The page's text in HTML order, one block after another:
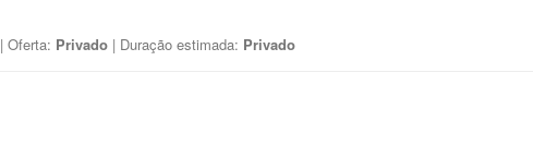
| Oferta: Privado | Duração estimada: Privado